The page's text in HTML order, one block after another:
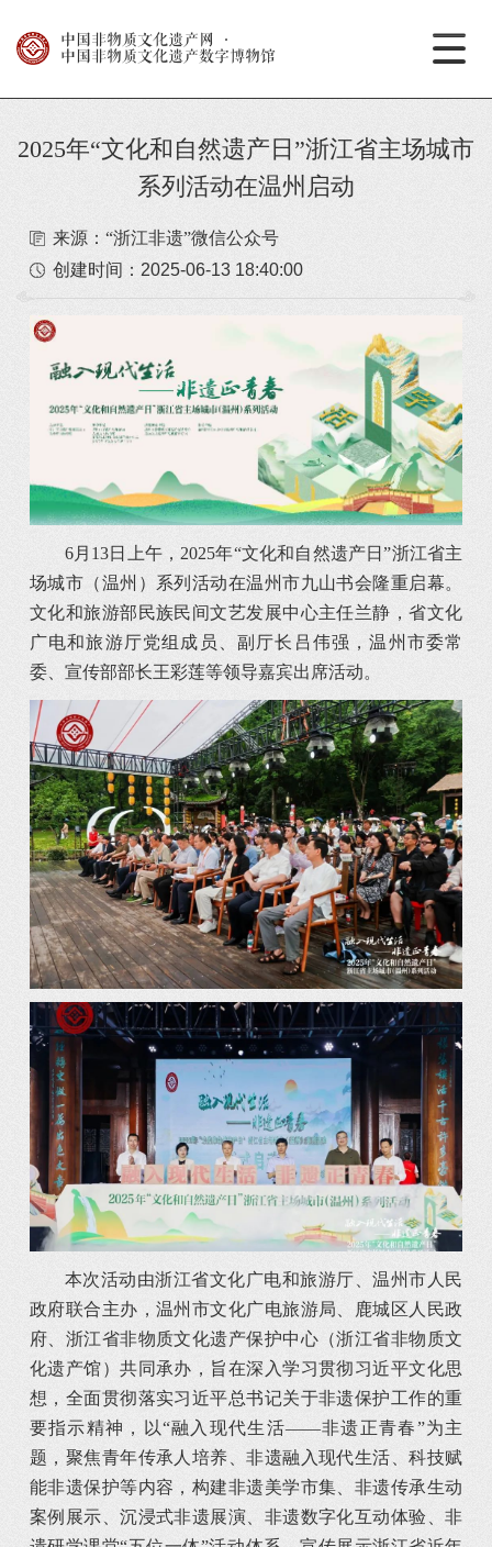
中国非物质文化遗产网
·
中国非物质文化遗产数字博物馆
2025年“文化和自然遗产日”浙江省主场城市
系列活动在温州启动
来源：“浙江非遗”微信公众号
创建时间： 2025-06-13 18:40:00
6月13日上午，2025年“文化和自然遗产日”浙江省主
场城市（温州）系列活动在温州市九山书会隆重启幕。
文化和旅游部民族民间文艺发展中心主任兰静，省文化
广电和旅游厅党组成员、副厅长吕伟强，温州市委常
委、宣传部部长王彩莲等领导嘉宾出席活动。
本次活动由浙江省文化广电和旅游厅、温州市人民
政府联合主办，温州市文化广电旅游局、鹿城区人民政
府、浙江省非物质文化遗产保护中心（浙江省非物质文
化遗产馆）共同承办，旨在深入学习贯彻习近平文化思
想，全面贯彻落实习近平总书记关于非遗保护工作的重
要指示精神，以“融入现代生活——非遗正青春”为主
题，聚焦青年传承人培养、非遗融入现代生活、科技赋
能非遗保护等内容，构建非遗美学市集、非遗传承生动
案例展示、沉浸式非遗展演、非遗数字化互动体验、非